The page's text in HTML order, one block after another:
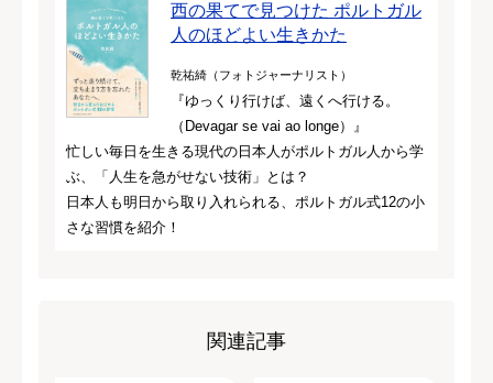
西の果てで見つけた ポルトガル
人のほどよい生きかた
乾祐綺（フォトジャーナリスト）
『ゆっくり行けば、遠くへ行ける。
（Devagar se vai ao longe）』
忙しい毎日を生きる現代の日本人がポルトガル人から学
ぶ、「人生を急がせない技術」とは？
日本人も明日から取り入れられる、ポルトガル式12の小
さな習慣を紹介！
関連記事